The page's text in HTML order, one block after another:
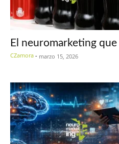
El neuromarketing
CZamora - marzo 15, 2026